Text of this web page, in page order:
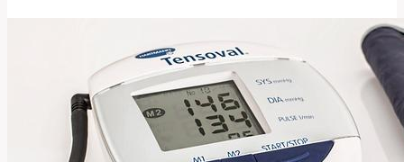
v
Angličtině?